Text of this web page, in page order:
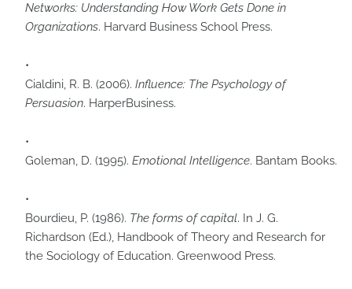
Networks: Understanding How Work Gets Done in
Organizations. Harvard Business School Press.
Cialdini, R. B. (2006). Influence: The Psychology of
Persuasion. HarperBusiness.
Goleman, D. (1995). Emotional Intelligence. Bantam Books.
Bourdieu, P. (1986). The forms of capital. In J. G.
Richardson (Ed.), Handbook of Theory and Research for
the Sociology of Education. Greenwood Press.